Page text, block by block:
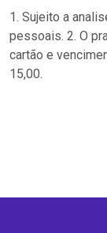
1. Sujeito a
pessoais. 2. O
cartão e
15,00.